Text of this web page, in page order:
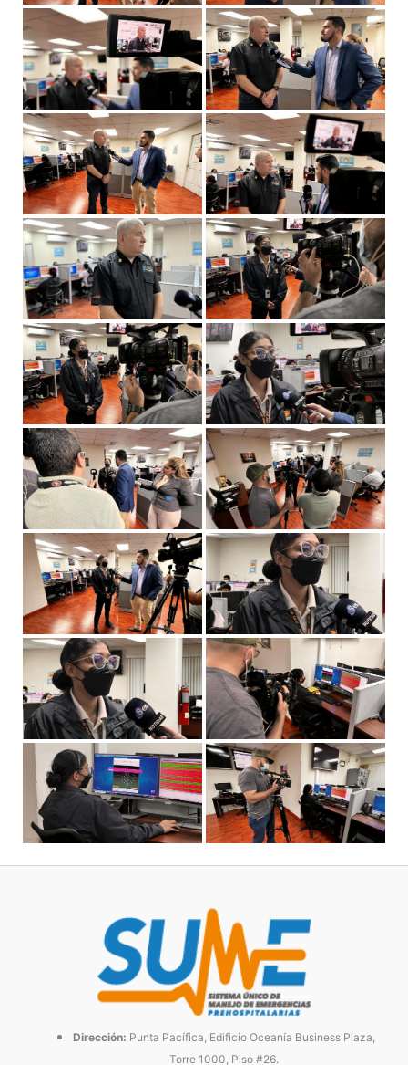
Dirección: Punta Pacífica, Edificio Oceanía Business Plaza,
Torre 1000, Piso #26.